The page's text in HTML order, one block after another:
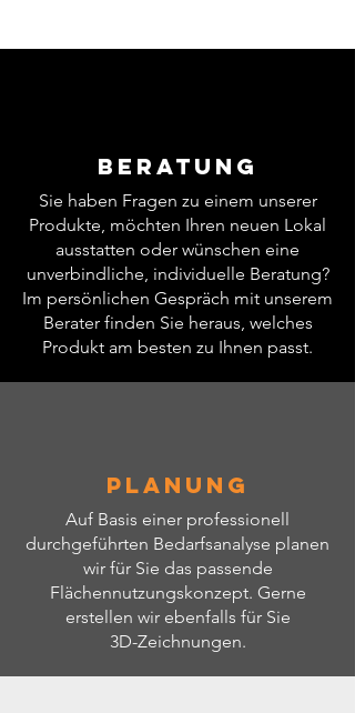
(85 ° - 455 °C)
Stahlblech
Entlüftungskamin
Beratung
Sie haben Fragen zu einem unserer
Produkte, möchten Ihren neuen Lokal
ausstatten oder wünschen eine
unverbindliche, individuelle Beratung?
Im persönlichen Gespräch mit unserem
Berater finden Sie heraus, welches
Produkt am besten zu Ihnen passt.
Planung
Auf Basis einer professionell
durchgeführten Bedarfsanalyse planen
wir für Sie das passende
Flächennutzungskonzept. Gerne
erstellen wir ebenfalls für Sie
3D-Zeichnungen.